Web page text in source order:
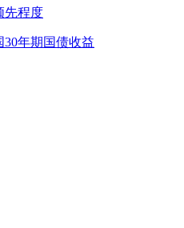
先程度
年期国债收益